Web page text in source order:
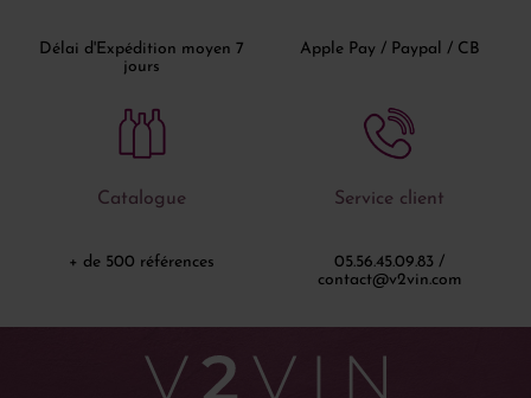
Délai d'Expédition moyen 7
jours
Apple Pay / Paypal / CB
Catalogue
+ de 500 références
Service client
05.56.45.09.83 /
contact@v2vin.com